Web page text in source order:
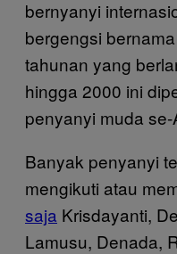
bernyanyi
bergengsi bernama
tahunan yang
hingga 2000 ini
penyanyi muda se-
Banyak penyanyi
mengikuti atau
saja Krisdayanti,
Lamusu, Denada,